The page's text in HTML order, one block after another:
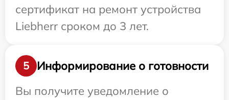
сертификат на ремонт устройства
Liebherr сроком до 3 лет.
5
Информирование о готовности
Вы получите уведомление о